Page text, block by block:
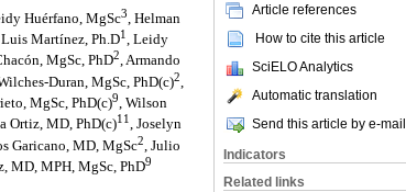
Article references
How to cite this article
SciELO Analytics
Automatic translation
Send this article by e-mail
Indicators
Related links
Huérfano, MgSc3 , Helman
Martínez, Ph.D1, Leidy
MgSc, PhD2, Armando
Wilches-Duran, MgSc, PhD(c)2
MgSc, PhD(c)9, Wilson
Ortiz, MD, PhD(c)11, Joselyn
Garicano, MD, MgSc2 , Julio
MD, MPH, MgSc, PhD9